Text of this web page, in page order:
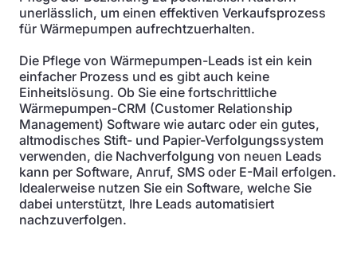
unerlässlich, um einen effektiven Verkaufsprozess
für Wärmepumpen aufrechtzuerhalten.
Die Pflege von Wärmepumpen-Leads ist ein kein
einfacher Prozess und es gibt auch keine
Einheitslösung. Ob Sie eine fortschrittliche
Wärmepumpen-CRM (Customer Relationship
Management) Software wie autarc oder ein gutes,
altmodisches Stift- und Papier-Verfolgungssystem
verwenden, die Nachverfolgung von neuen Leads
kann per Software, Anruf, SMS oder E-Mail erfolgen.
Idealerweise nutzen Sie ein Software, welche Sie
dabei unterstützt, Ihre Leads automatisiert
nachzuverfolgen.